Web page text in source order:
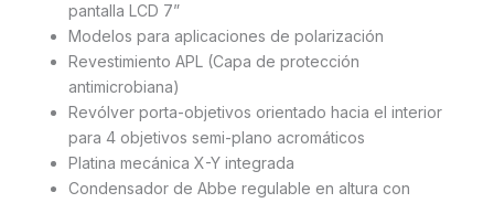
pantalla LCD 7”
Modelos para aplicaciones de polarización
Revestimiento APL (Capa de protección
antimicrobiana)
Revólver porta-objetivos orientado hacia el interior
para 4 objetivos semi-plano acromáticos
Platina mecánica X-Y integrada
Condensador de Abbe regulable en altura con